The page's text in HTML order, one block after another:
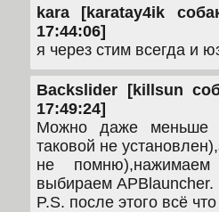
kara [karatay4ik
17:44:06]
я через стим всегда и
Backslider [killsun
17:49:24]
Можно даже меньше
таковой не
не
выбираем APBlauncher.
P.S. после этого всё